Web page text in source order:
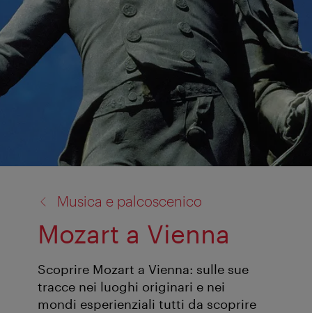
Musica e palcoscenico
Mozart a Vienna
Scoprire Mozart a Vienna: sulle sue
tracce nei luoghi originari e nei
mondi esperienziali tutti da scoprire